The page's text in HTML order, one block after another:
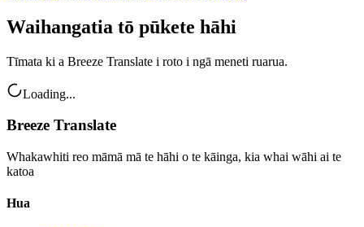
Waihangatia tō pūkete hāhi
Tīmata ki a Breeze Translate i roto i ngā meneti ruarua.
Loading...
Breeze Translate
Whakawhiti reo māmā mā te hāhi o te kāinga, kia whai wāhi ai te
katoa
Hua